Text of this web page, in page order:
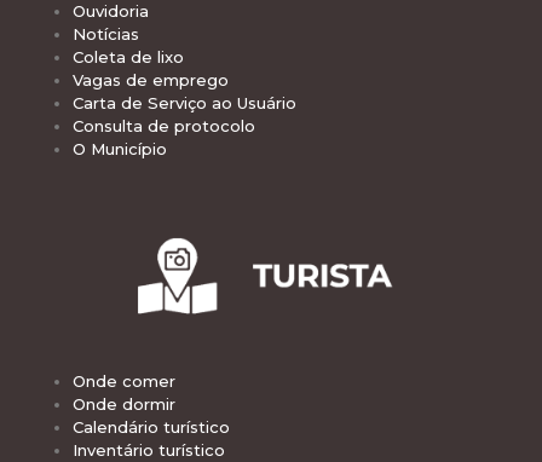
Ouvidoria
Notícias
Coleta de lixo
Vagas de emprego
Carta de Serviço ao Usuário
Consulta de protocolo
O Município
Onde comer
Onde dormir
Calendário turístico
Inventário turístico